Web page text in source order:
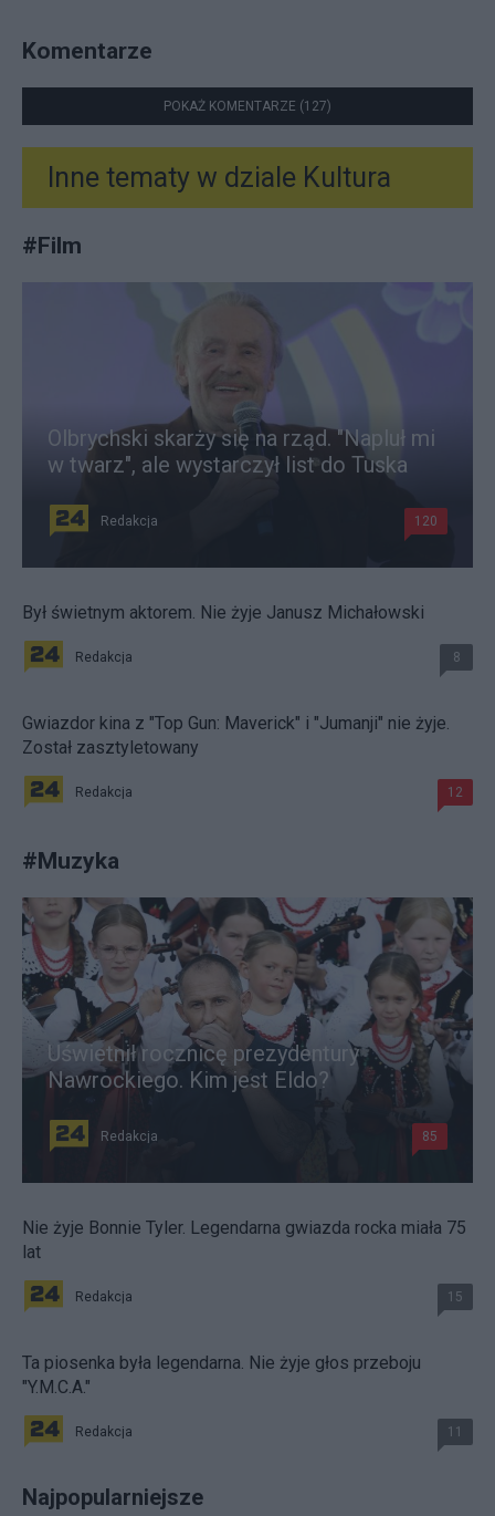
Komentarze
POKAŻ KOMENTARZE (127)
Inne tematy w dziale Kultura
#Film
Olbrychski skarży się na rząd. "Napluł mi
w twarz", ale wystarczył list do Tuska
Redakcja 120
Był świetnym aktorem. Nie żyje Janusz Michałowski
Redakcja 8
Gwiazdor kina z "Top Gun: Maverick" i "Jumanji" nie żyje.
Został zasztyletowany
Redakcja 12
#Muzyka
Uświetnił rocznicę prezydentury
Nawrockiego. Kim jest Eldo?
Redakcja 85
Nie żyje Bonnie Tyler. Legendarna gwiazda rocka miała 75
lat
Redakcja 15
Ta piosenka była legendarna. Nie żyje głos przeboju
"Y.M.C.A."
Redakcja 11
Najpopularniejsze